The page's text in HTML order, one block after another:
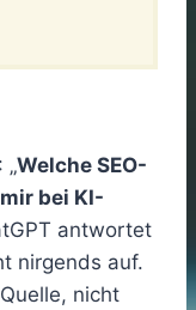
: „Welche SEO-
bei KI-
antwortet
nirgends auf.
nicht